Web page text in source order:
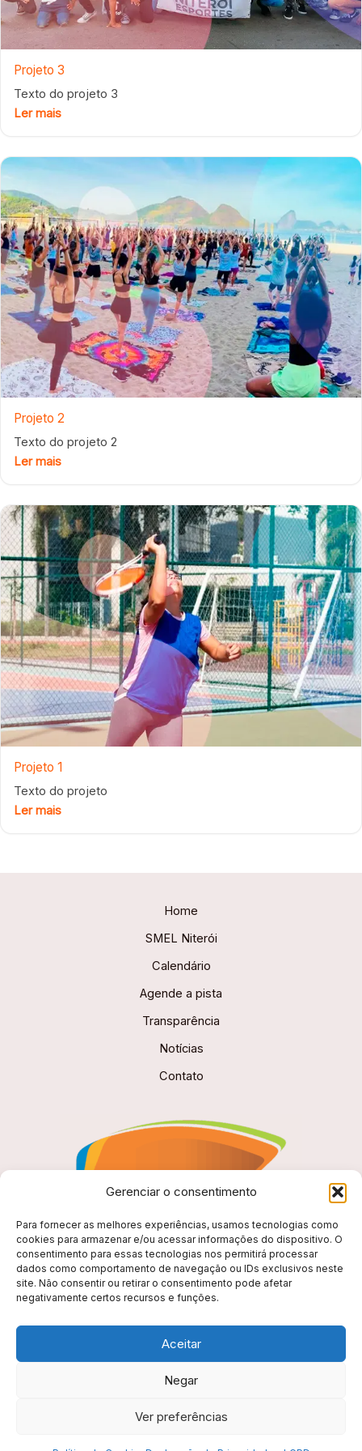
Gerenciar o consentimento
Para fornecer as melhores experiências, usamos tecnologias como
cookies para armazenar e/ou acessar informações do dispositivo. O
consentimento para essas tecnologias nos permitirá processar
dados como comportamento de navegação ou IDs exclusivos neste
site. Não consentir ou retirar o consentimento pode afetar
negativamente certos recursos e funções.
Aceitar
Negar
Ver preferências
Projeto 3
Texto do projeto 3
Ler mais
Projeto 2
Texto do projeto 2
Ler mais
Projeto 1
Texto do projeto
Ler mais
Home
SMEL Niterói
Calendário
Agende a pista
Transparência
Notícias
Contato
Secretaria Municipal de Esporte e Lazer de Niteroi